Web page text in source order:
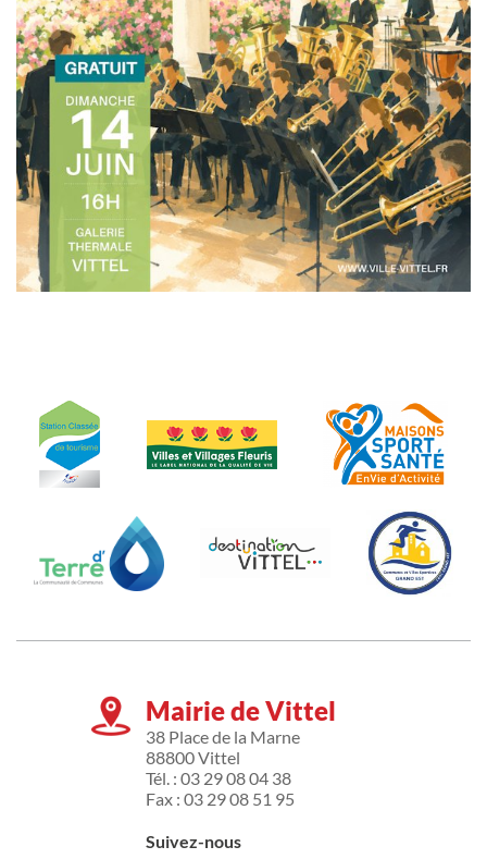
Mairie de Vittel
38 Place de la Marne
88800 Vittel
Tél. : 03 29 08 04 38
Fax : 03 29 08 51 95
Suivez-nous